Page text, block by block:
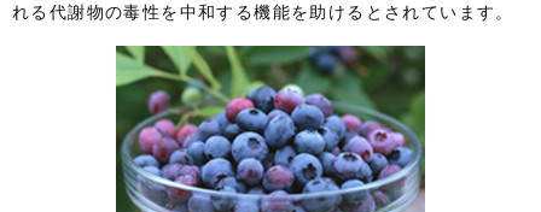
れる代謝物の毒性を中和する機能を助けるとされています。